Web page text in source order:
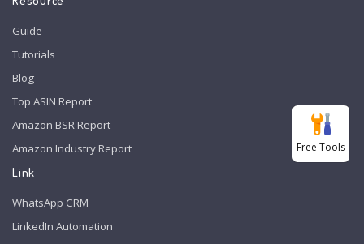
Guide
Tutorials
Blog
Top ASIN Report
Amazon BSR Report
Amazon Industry Report
Link
WhatsApp CRM
LinkedIn Automation
Free Tools